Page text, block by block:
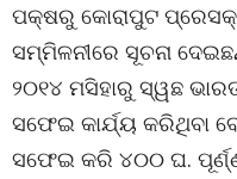
ପକ୍ଷରୁ କୋରାପୁଟ
ସମ୍ମିଳନୀରେ ସୂଚନା
୨୦୧୪ ମସିହାରୁ ସ୍ୱଛ
ସଫେଇ କାର୍ଯ୍ୟ କରିଥିବା
ସଫେଇ କରି ୪୦୦ ଘ.